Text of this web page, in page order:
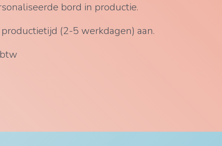
bord in productie.
(2-5 werkdagen) aan.